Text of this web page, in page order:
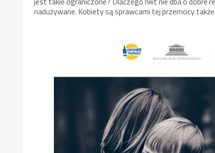
nadużywane. Kobiety są sprawcami tej przemocy